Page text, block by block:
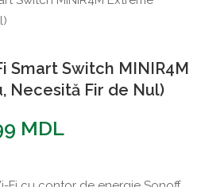
Smart Switch MINIR4M
Necesită Fir de Nul)
MDL